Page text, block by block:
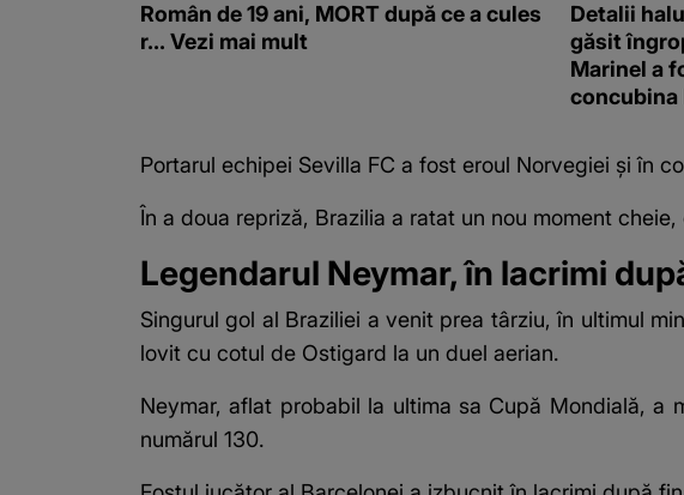
Român de 19 ani, MORT după ce a cules
r... Vezi mai mult
Detalii
găsit
Marinel a
concubina
Portarul echipei Sevilla FC a fost eroul Norvegiei și în
În a doua repriză, Brazilia a ratat un nou moment
Legendarul Neymar, în lacrimi
Singurul gol al Braziliei a venit prea târziu, în ultimul
lovit cu cotul de Ostigard la un duel aerian.
Neymar, aflat probabil la ultima sa Cupă Mondială, a
numărul 130.